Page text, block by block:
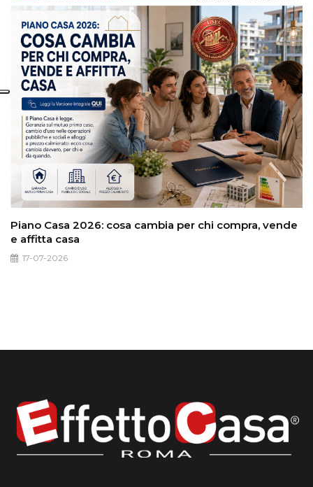
Piano Casa 2026: cosa cambia per chi compra, vende
e affitta casa
17-07-2026